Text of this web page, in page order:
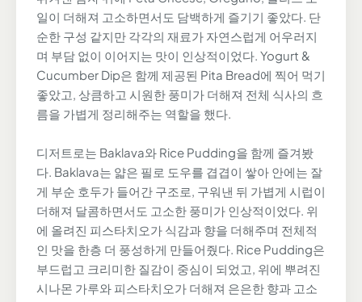
일이 더해져 고소하면서도 담백하게 즐기기 좋았다. 단
순한 구성 같지만 각각의 재료가 자연스럽게 어우러지
며 부담 없이 이어지는 맛이 인상적이었다. Yogurt &
Cucumber Dip은 함께 제공된 Pita Bread에 찍어 먹기
좋았고, 상큼하고 시원한 풍미가 더해져 전체 식사의 흐
름을 가볍게 정리해주는 역할을 했다.
디저트로는 Baklava와 Rice Pudding을 함께 즐겨봤
다. Baklava는 얇은 필로 도우를 겹겹이 쌓아 안에는 잘
게 부순 호두가 들어간 구조로, 구워낸 뒤 가볍게 시럽이
더해져 달콤하면서도 고소한 풍미가 인상적이었다. 위
에 올려진 피스타치오가 식감과 향을 더해주며 전체적
인 맛을 한층 더 풍성하게 만들어줬다. Rice Pudding은
부드럽고 크리미한 질감이 중심이 되었고, 위에 뿌려진
시나몬 가루와 피스타치오가 더해져 은은한 향과 고소